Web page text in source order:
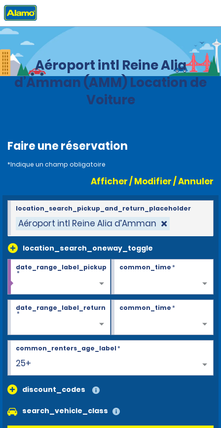
Accueil Agences
Aéroport intl Reine Alia
d’Amman (AMM) Location de
Voiture
Faire une réservation
*Indique un champ obligatoire
Afficher / Modifier / Annuler
Aéroport intl Reine Alia d’Amman
location_search_oneway_toggle
location_search_pickup_and_return_placeholder
date_range_label_pickup
*
common_time*
date_range_label_return
*
common_time*
25+
common_renters_age_label*
discount_codes
search_vehicle_class